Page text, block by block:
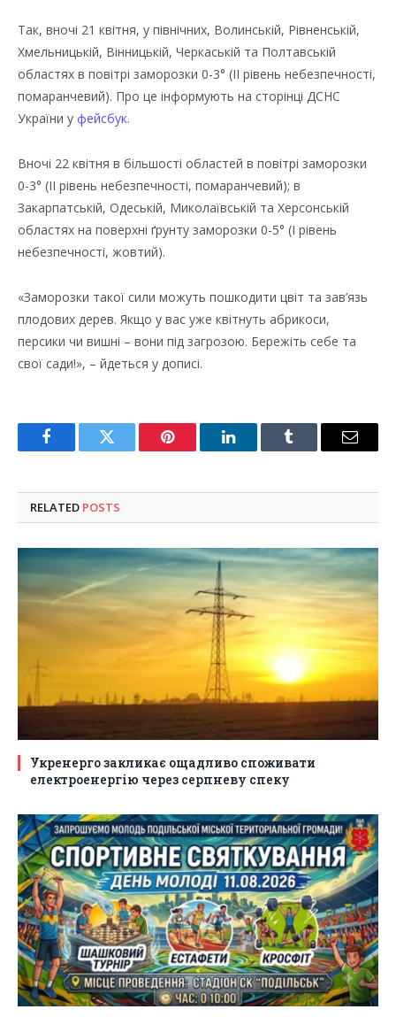
Так, вночі 21 квітня, у північних, Волинській, Рівненській,
Хмельницькій, Вінницькій, Черкаській та Полтавській
областях в повітрі заморозки 0-3° (ІІ рівень небезпечності,
помаранчевий). Про це інформують на сторінці ДСНС
України у фейсбук.
Вночі 22 квітня в більшості областей в повітрі заморозки
0-3° (ІІ рівень небезпечності, помаранчевий); в
Закарпатській, Одеській, Миколаївській та Херсонській
областях на поверхні ґрунту заморозки 0-5° (І рівень
небезпечності, жовтий).
«Заморозки такої сили можуть пошкодити цвіт та зав’язь
плодових дерев. Якщо у вас уже квітнуть абрикоси,
персики чи вишні – вони під загрозою. Бережіть себе та
свої сади!», – йдеться у дописі.
FacebookTwitter Pinterest LinkedInTumblr Email
RELATED POSTS
Укренерго закликає ощадливо споживати
електроенергію через серпневу спеку